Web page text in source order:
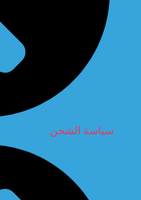
سياسة الشحن